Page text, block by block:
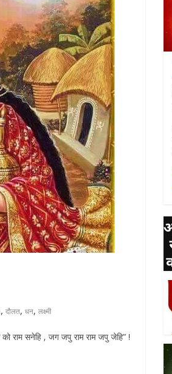
, दौलत, धन, लक्ष्मी
सनेहि , जग जपु राम राम जपु जेहि” !